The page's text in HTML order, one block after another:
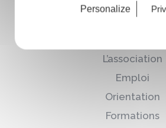
Des services
L’association
Emploi
Orientation
Formations
Personalize